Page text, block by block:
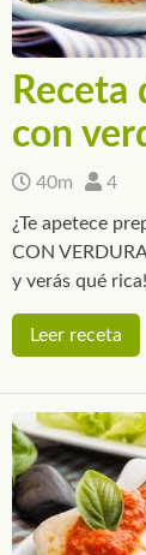
Receta
con
40m 4
¿Te apetece
CON
y verás qué rica!
Leer receta